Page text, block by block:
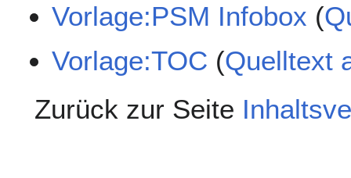
Vorlage:PSM Infobox (
Vorlage:TOC (Quelltext
Zurück zur Seite